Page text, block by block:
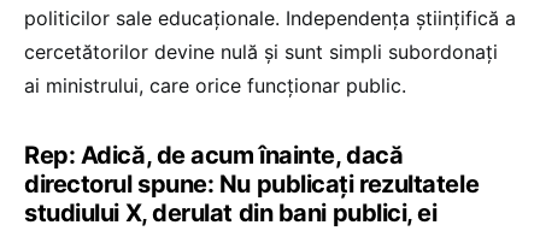
politicilor sale educaționale. Independența științifică a
cercetătorilor devine nulă și sunt simpli subordonați
ai ministrului, care orice funcționar public.
Rep: Adică, de acum înainte, dacă
directorul spune: Nu publicați rezultatele
studiului X, derulat din bani publici, ei